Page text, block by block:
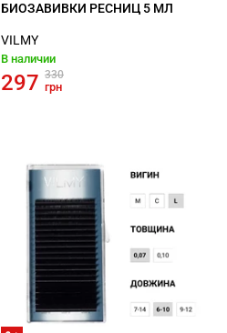
БИОЗАВИВКИ РЕСНИЦ 5 МЛ
VILMY
В наличии
297 330
грн